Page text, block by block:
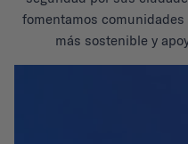
fomentamos
más sostenible y